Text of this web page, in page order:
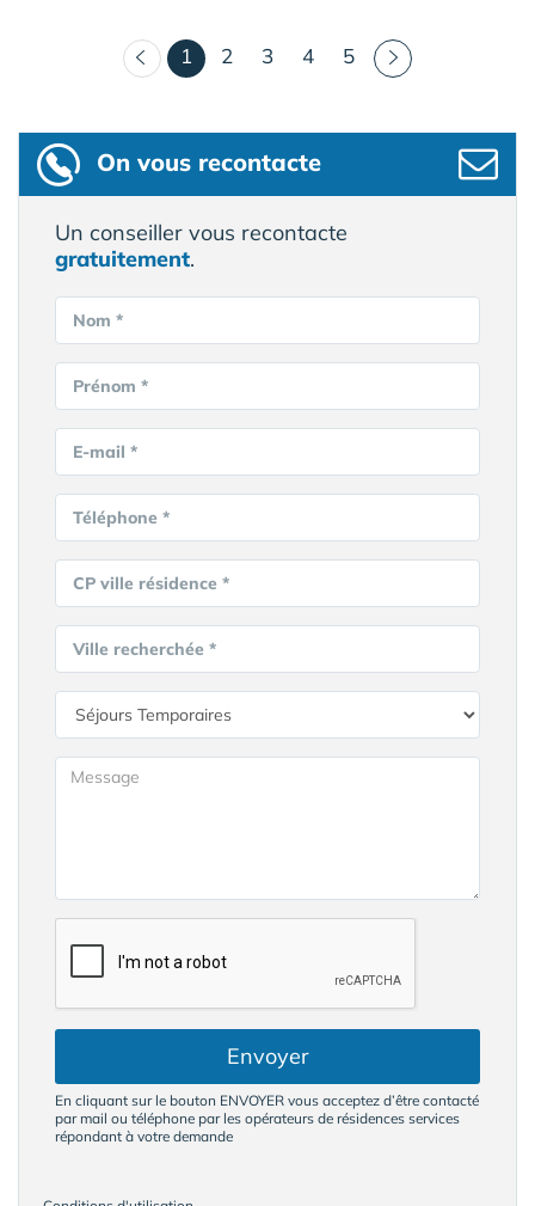
1 (courant)
2 3 4 5
On vous recontacte
Un conseiller vous recontacte
gratuitement.
Nom *
Prénom *
E-mail *
Téléphone *
CP ville résidence *
Ville recherchée *
Envoyer
En cliquant sur le bouton ENVOYER vous acceptez d’être contacté
par mail ou téléphone par les opérateurs de résidences services
répondant à votre demande